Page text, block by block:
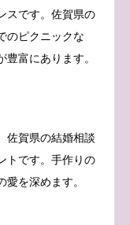
スです。佐賀県の
のピクニックな
富にあります。
佐賀県の結婚相談
トです。手作りの
を深めます。